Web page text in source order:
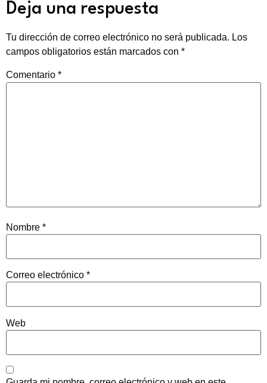
Deja una respuesta
Tu dirección de correo electrónico no será publicada. Los
campos obligatorios están marcados con *
Comentario *
Nombre *
Correo electrónico *
Web